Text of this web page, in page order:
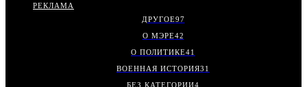
РЕКЛАМА
ДРУГОЕ97
О МЭРЕ42
О ПОЛИТИКЕ41
ВОЕННАЯ ИСТОРИЯ31
БЕЗ КАТЕГОРИИ4